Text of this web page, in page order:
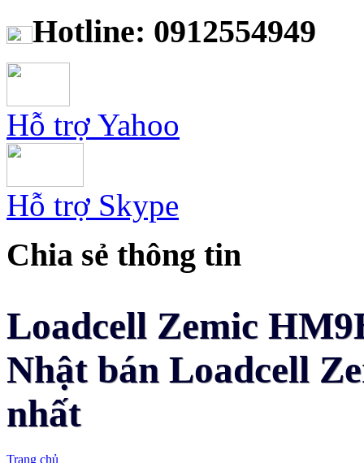
Hotline: 0912554949
Hỗ trợ Yahoo
Hỗ trợ Skype
Chia sẻ thông tin
Loadcell Zemic
Nhật bán Loadcell
nhất
Trang chủ